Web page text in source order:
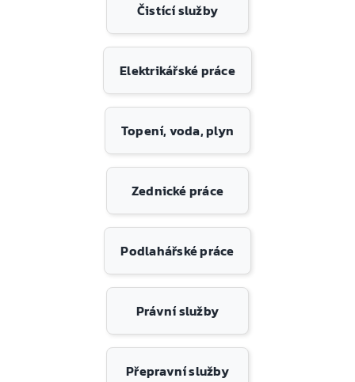
Čistící služby
Elektrikářské práce
Topení, voda, plyn
Zednické práce
Podlahářské práce
Právní služby
Přepravní služby